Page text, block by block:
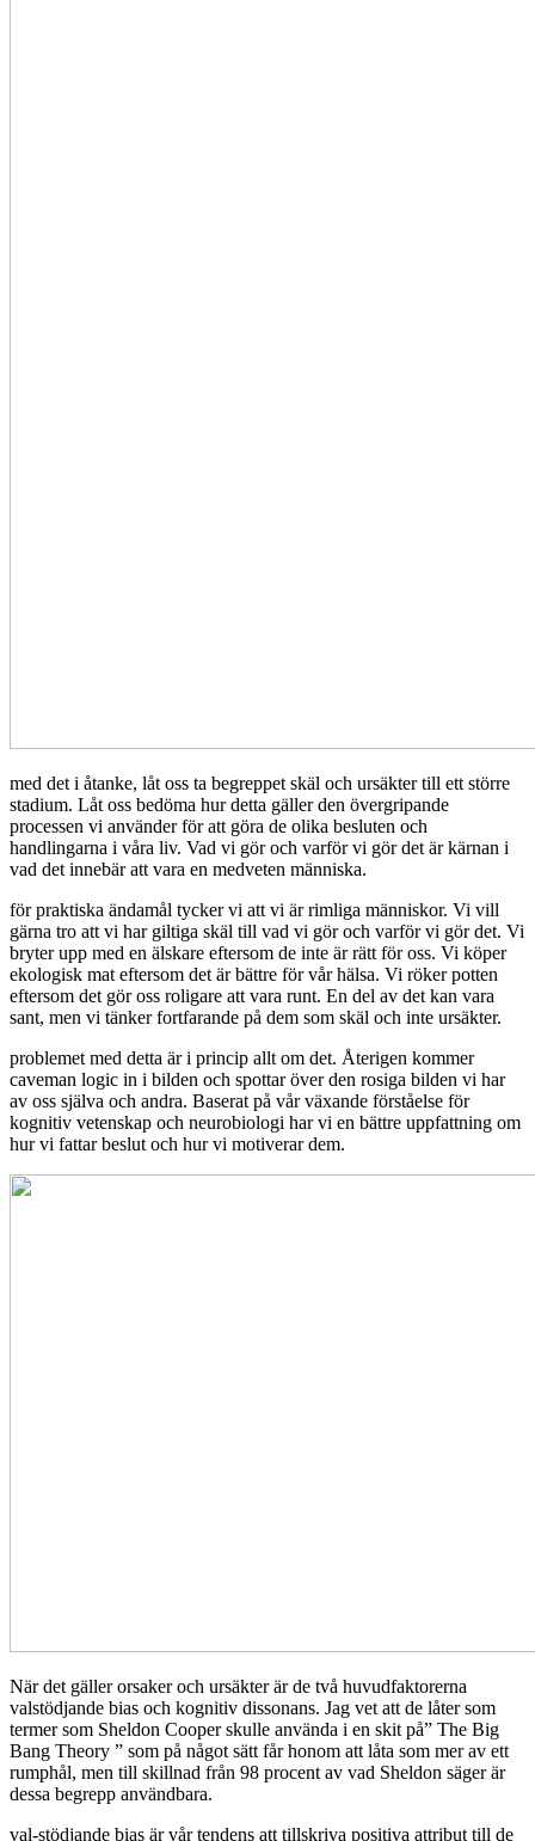
med det i åtanke, låt oss ta begreppet skäl och ursäkter till ett större
stadium. Låt oss bedöma hur detta gäller den övergripande
processen vi använder för att göra de olika besluten och
handlingarna i våra liv. Vad vi gör och varför vi gör det är kärnan i
vad det innebär att vara en medveten människa.
för praktiska ändamål tycker vi att vi är rimliga människor. Vi vill
gärna tro att vi har giltiga skäl till vad vi gör och varför vi gör det. Vi
bryter upp med en älskare eftersom de inte är rätt för oss. Vi köper
ekologisk mat eftersom det är bättre för vår hälsa. Vi röker potten
eftersom det gör oss roligare att vara runt. En del av det kan vara
sant, men vi tänker fortfarande på dem som skäl och inte ursäkter.
problemet med detta är i princip allt om det. Återigen kommer
caveman logic in i bilden och spottar över den rosiga bilden vi har
av oss själva och andra. Baserat på vår växande förståelse för
kognitiv vetenskap och neurobiologi har vi en bättre uppfattning om
hur vi fattar beslut och hur vi motiverar dem.
När det gäller orsaker och ursäkter är de två huvudfaktorerna
valstödjande bias och kognitiv dissonans. Jag vet att de låter som
termer som Sheldon Cooper skulle använda i en skit på” The Big
Bang Theory ” som på något sätt får honom att låta som mer av ett
rumphål, men till skillnad från 98 procent av vad Sheldon säger är
dessa begrepp användbara.
val-stödjande bias är vår tendens att tillskriva positiva attribut till de